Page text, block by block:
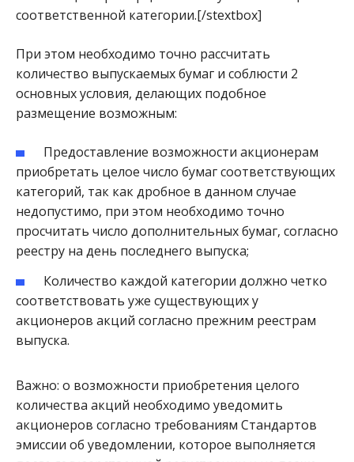
соответственной категории.[/stextbox]
При этом необходимо точно рассчитать
количество выпускаемых бумаг и соблюсти 2
основных условия, делающих подобное
размещение возможным:
Предоставление возможности акционерам
приобретать целое число бумаг соответствующих
категорий, так как дробное в данном случае
недопустимо, при этом необходимо точно
просчитать число дополнительных бумаг, согласно
реестру на день последнего выпуска;
Количество каждой категории должно четко
соответствовать уже существующих у
акционеров акций согласно прежним реестрам
выпуска.
Важно: о возможности приобретения целого
количества акций необходимо уведомить
акционеров согласно требованиям Стандартов
эмиссии об уведомлении, которое выполняется